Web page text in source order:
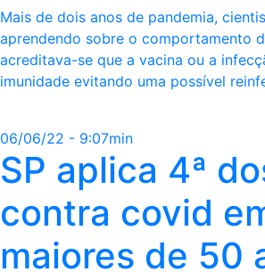
Mais de dois anos de pandemia,
aprendendo sobre o comportamento
acreditava-se que a vacina ou a
imunidade evitando uma possível
06/06/22 - 9:07min
SP aplica 4ª
contra covid
maiores de 50